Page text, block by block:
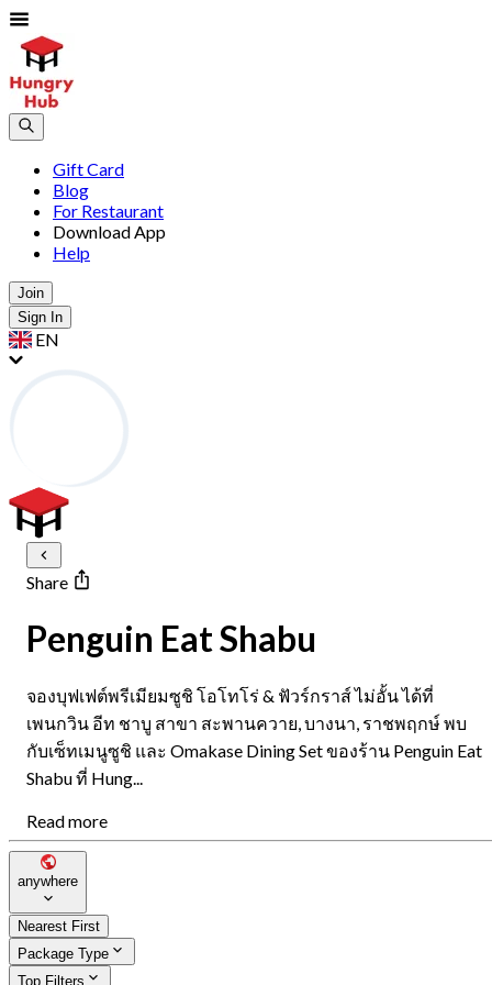
Gift Card
Blog
For Restaurant
Download App
Help
Join
Sign In
EN
Share
Penguin Eat Shabu
จองบุฟเฟต์พรีเมียมซูชิ โอโทโร่ & ฟัวร์กราส์ ไม่อั้น ได้ที่
เพนกวิน อีท ชาบู สาขา สะพานควาย, บางนา, ราชพฤกษ์ พบ
กับเซ็ทเมนูซูชิ และ Omakase Dining Set ของร้าน Penguin Eat
Shabu ที่ Hung...
Read more
anywhere
Nearest First
Package Type
Top Filters